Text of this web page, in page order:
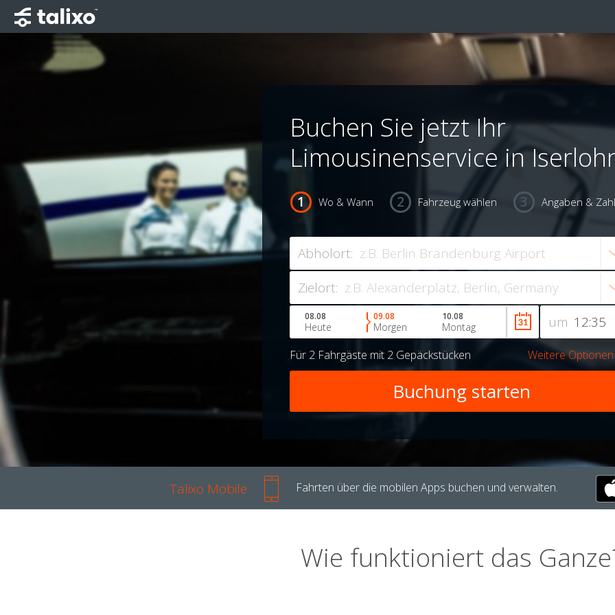
Buchen Sie jetzt Ihr
Limousinenservice in
Wo & Wann Fahrzeug wählen Angaben &
Abholort:
Zielort:
um
08.08
Heute
09.08
Morgen
10.08
Montag
Für 2 Fahrgäste mit 2 Gepäckstücken Weitere Optionen
Talixo Mobile Fahrten über die mobilen Apps buchen und verwalten.
Wie funktioniert das